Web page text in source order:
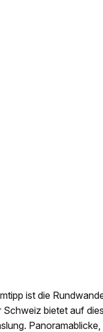
ist die
bietet auf